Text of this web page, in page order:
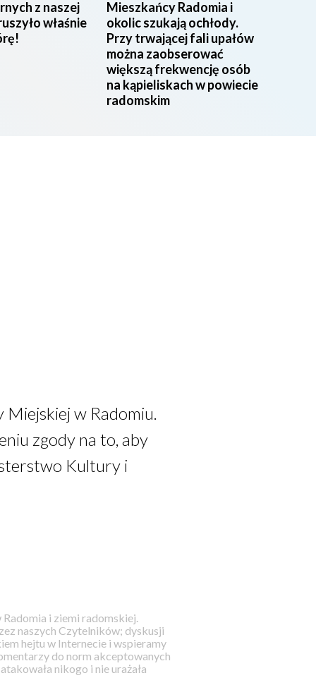
z naszej
właśnie
Mieszkańcy Radomia i
okolic szukają ochłody.
Przy trwającej fali upałów
można zaobserować
większą frekwencję osób
na kąpieliskach w powiecie
radomskim
Miejskiej w Radomiu.
zgody na to, aby
Kultury i
i ziemi radomskiej.
naszych Czytelników; dyskusji
hejtu w Internecie i wspieramy
do norm akceptowanych
nikogo i nie urażała